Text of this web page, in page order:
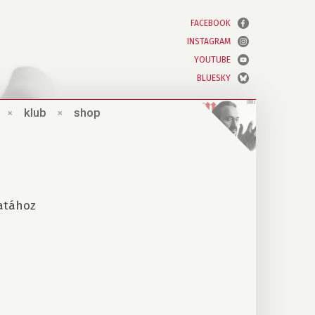
FACEBOOK
INSTAGRAM
YOUTUBE
BLUESKY
× klub × shop